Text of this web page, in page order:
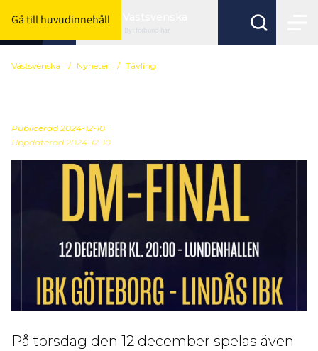
Gå till huvudinnehåll
Byt förbund här
Västsvenska / Nyheter / Tävling
Publicerad 2024-12-10
Uppdaterad 2024-12-10
På torsdag den 12 december spelas även